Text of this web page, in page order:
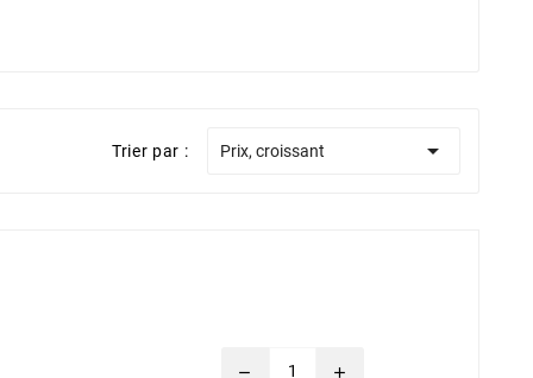
Trier par : Prix, croissant 
remove add